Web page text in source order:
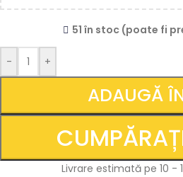
51 în stoc (poate fi
- +
ADAUGĂ
Livrare estimată pe 10 -